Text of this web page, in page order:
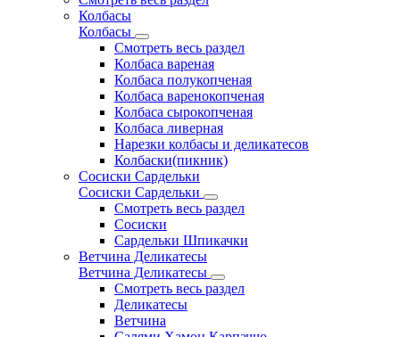
Колбасы
Колбасы
Смотреть весь раздел
Колбаса вареная
Колбаса полукопченая
Колбаса варенокопченая
Колбаса сырокопченая
Колбаса ливерная
Нарезки колбасы и деликатесов
Колбаски(пикник)
Сосиски Сардельки
Сосиски Сардельки
Смотреть весь раздел
Сосиски
Сардельки Шпикачки
Ветчина Деликатесы
Ветчина Деликатесы
Смотреть весь раздел
Деликатесы
Ветчина